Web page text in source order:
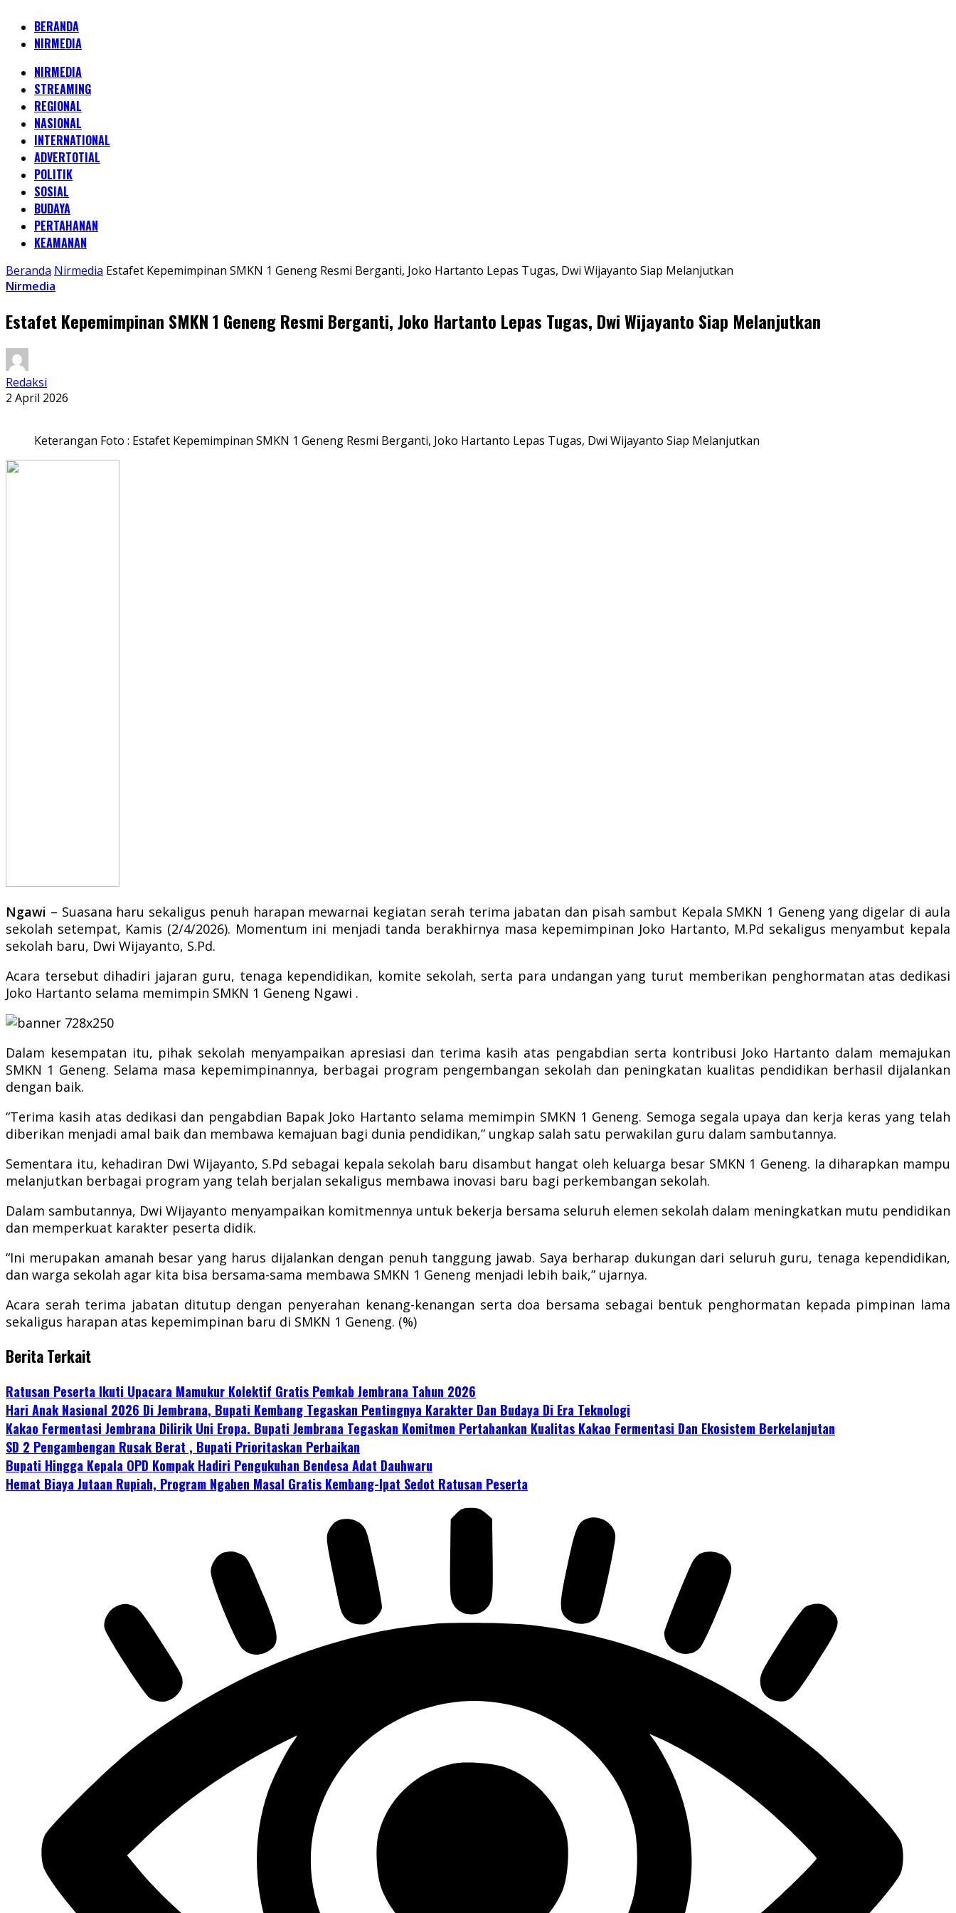
BERANDA
NIRMEDIA
NIRMEDIA
STREAMING
REGIONAL
NASIONAL
INTERNATIONAL
ADVERTOTIAL
POLITIK
SOSIAL
BUDAYA
PERTAHANAN
KEAMANAN
Beranda Nirmedia Estafet Kepemimpinan SMKN 1 Geneng Resmi Berganti, Joko Hartanto Lepas Tugas, Dwi Wijayanto Siap Melanjutkan
Nirmedia
Estafet Kepemimpinan SMKN 1 Geneng Resmi Berganti, Joko Hartanto Lepas Tugas, Dwi Wijayanto Siap Melanjutkan
Redaksi
2 April 2026
Keterangan Foto : Estafet Kepemimpinan SMKN 1 Geneng Resmi Berganti, Joko Hartanto Lepas Tugas, Dwi Wijayanto Siap Melanjutkan
Ngawi – Suasana haru sekaligus penuh harapan mewarnai kegiatan serah terima jabatan dan pisah sambut Kepala SMKN 1 Geneng yang digelar di aula
sekolah setempat, Kamis (2/4/2026). Momentum ini menjadi tanda berakhirnya masa kepemimpinan Joko Hartanto, M.Pd sekaligus menyambut kepala
sekolah baru, Dwi Wijayanto, S.Pd.
Acara tersebut dihadiri jajaran guru, tenaga kependidikan, komite sekolah, serta para undangan yang turut memberikan penghormatan atas dedikasi
Joko Hartanto selama memimpin SMKN 1 Geneng Ngawi .
Dalam kesempatan itu, pihak sekolah menyampaikan apresiasi dan terima kasih atas pengabdian serta kontribusi Joko Hartanto dalam memajukan
SMKN 1 Geneng. Selama masa kepemimpinannya, berbagai program pengembangan sekolah dan peningkatan kualitas pendidikan berhasil dijalankan
dengan baik.
“Terima kasih atas dedikasi dan pengabdian Bapak Joko Hartanto selama memimpin SMKN 1 Geneng. Semoga segala upaya dan kerja keras yang telah
diberikan menjadi amal baik dan membawa kemajuan bagi dunia pendidikan,” ungkap salah satu perwakilan guru dalam sambutannya.
Sementara itu, kehadiran Dwi Wijayanto, S.Pd sebagai kepala sekolah baru disambut hangat oleh keluarga besar SMKN 1 Geneng. Ia diharapkan mampu
melanjutkan berbagai program yang telah berjalan sekaligus membawa inovasi baru bagi perkembangan sekolah.
Dalam sambutannya, Dwi Wijayanto menyampaikan komitmennya untuk bekerja bersama seluruh elemen sekolah dalam meningkatkan mutu pendidikan
dan memperkuat karakter peserta didik.
“Ini merupakan amanah besar yang harus dijalankan dengan penuh tanggung jawab. Saya berharap dukungan dari seluruh guru, tenaga kependidikan,
dan warga sekolah agar kita bisa bersama-sama membawa SMKN 1 Geneng menjadi lebih baik,” ujarnya.
Acara serah terima jabatan ditutup dengan penyerahan kenang-kenangan serta doa bersama sebagai bentuk penghormatan kepada pimpinan lama
sekaligus harapan atas kepemimpinan baru di SMKN 1 Geneng. (%)
Berita Terkait
Ratusan Peserta Ikuti Upacara Mamukur Kolektif Gratis Pemkab Jembrana Tahun 2026
Hari Anak Nasional 2026 Di Jembrana, Bupati Kembang Tegaskan Pentingnya Karakter Dan Budaya Di Era Teknologi
Kakao Fermentasi Jembrana Dilirik Uni Eropa. Bupati Jembrana Tegaskan Komitmen Pertahankan Kualitas Kakao Fermentasi Dan Ekosistem Berkelanjutan
SD 2 Pengambengan Rusak Berat , Bupati Prioritaskan Perbaikan
Bupati Hingga Kepala OPD Kompak Hadiri Pengukuhan Bendesa Adat Dauhwaru
Hemat Biaya Jutaan Rupiah, Program Ngaben Masal Gratis Kembang-Ipat Sedot Ratusan Peserta